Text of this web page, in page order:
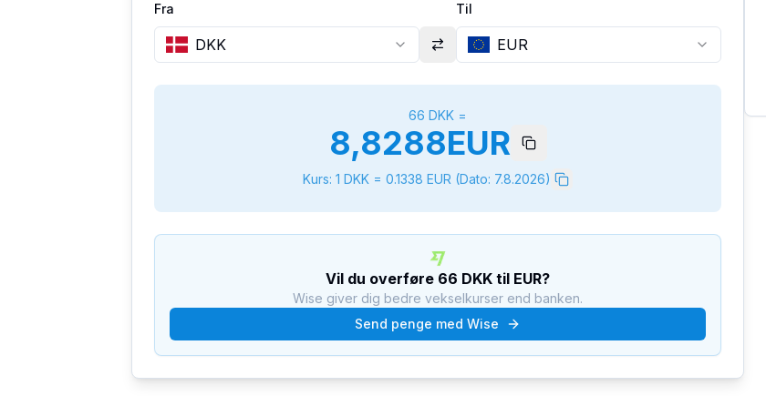
Fra
DKK
Til
EUR
66 DKK =
8,8288EUR
Kurs: 1 DKK = 0.1338 EUR (Dato: 7.8.2026)
Vil du overføre 66 DKK til EUR?
Wise giver dig bedre vekselkurser end banken.
Send penge med Wise